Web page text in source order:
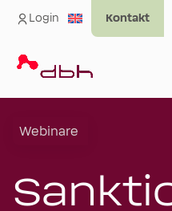
Login
Webinare